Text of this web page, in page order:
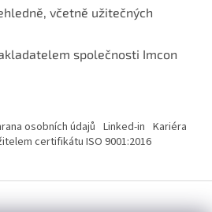
včetně užitečných
společnosti Imcon
osobních údajů Linked-in Kariéra
certifikátu ISO 9001:2016